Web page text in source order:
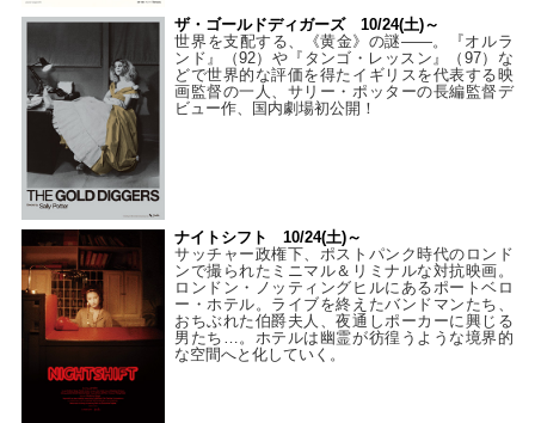
ザ・ゴールドディガーズ 10/24(土)～
世界を支配する、《黄金》の謎――。『オルラ
ンド』（92）や『タンゴ・レッスン』（97）な
どで世界的な評価を得たイギリスを代表する映
画監督の一人、サリー・ポッターの長編監督デ
ビュー作、国内劇場初公開！
ナイトシフト 10/24(土)～
サッチャー政権下、ポストパンク時代のロンド
ンで撮られたミニマル＆リミナルな対抗映画。
ロンドン・ノッティングヒルにあるポートベロ
ー・ホテル。ライブを終えたバンドマンたち、
おちぶれた伯爵夫人、夜通しポーカーに興じる
男たち…。ホテルは幽霊が彷徨うような境界的
な空間へと化していく。